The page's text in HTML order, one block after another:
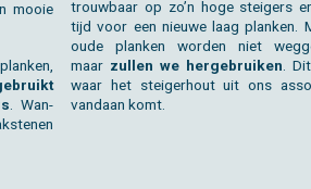
mooie
. Wan­
trouw­baar op zo’n hoge stei­gers
tijd voor een nieu­we laag plan­ken.
oude plan­ken wor­den niet
maar zul­len we her­ge­brui­ken.
waar het stei­ger­hout uit ons
van­daan komt.